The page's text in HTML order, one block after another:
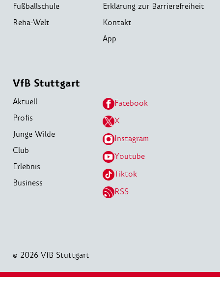
Fußballschule
Reha-Welt
Erklärung zur Barrierefreiheit
Kontakt
App
VfB Stuttgart
Aktuell
Profis
Junge Wilde
Club
Erlebnis
Business
Facebook
X
Instagram
Youtube
Tiktok
RSS
© 2026 VfB Stuttgart